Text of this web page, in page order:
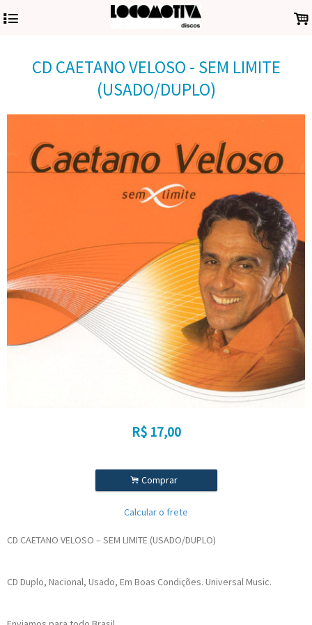
4 .
CD CAETANO VELOSO - SEM LIMITE
(USADO/DUPLO)
R$ 17,00
. Comprar
Calcular o frete
CD CAETANO VELOSO – SEM LIMITE (USADO/DUPLO)
CD Duplo, Nacional, Usado, Em Boas Condições. Universal Music.